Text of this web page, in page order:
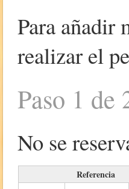
Para añadir
realizar el
Paso 1 de
No se
Referencia